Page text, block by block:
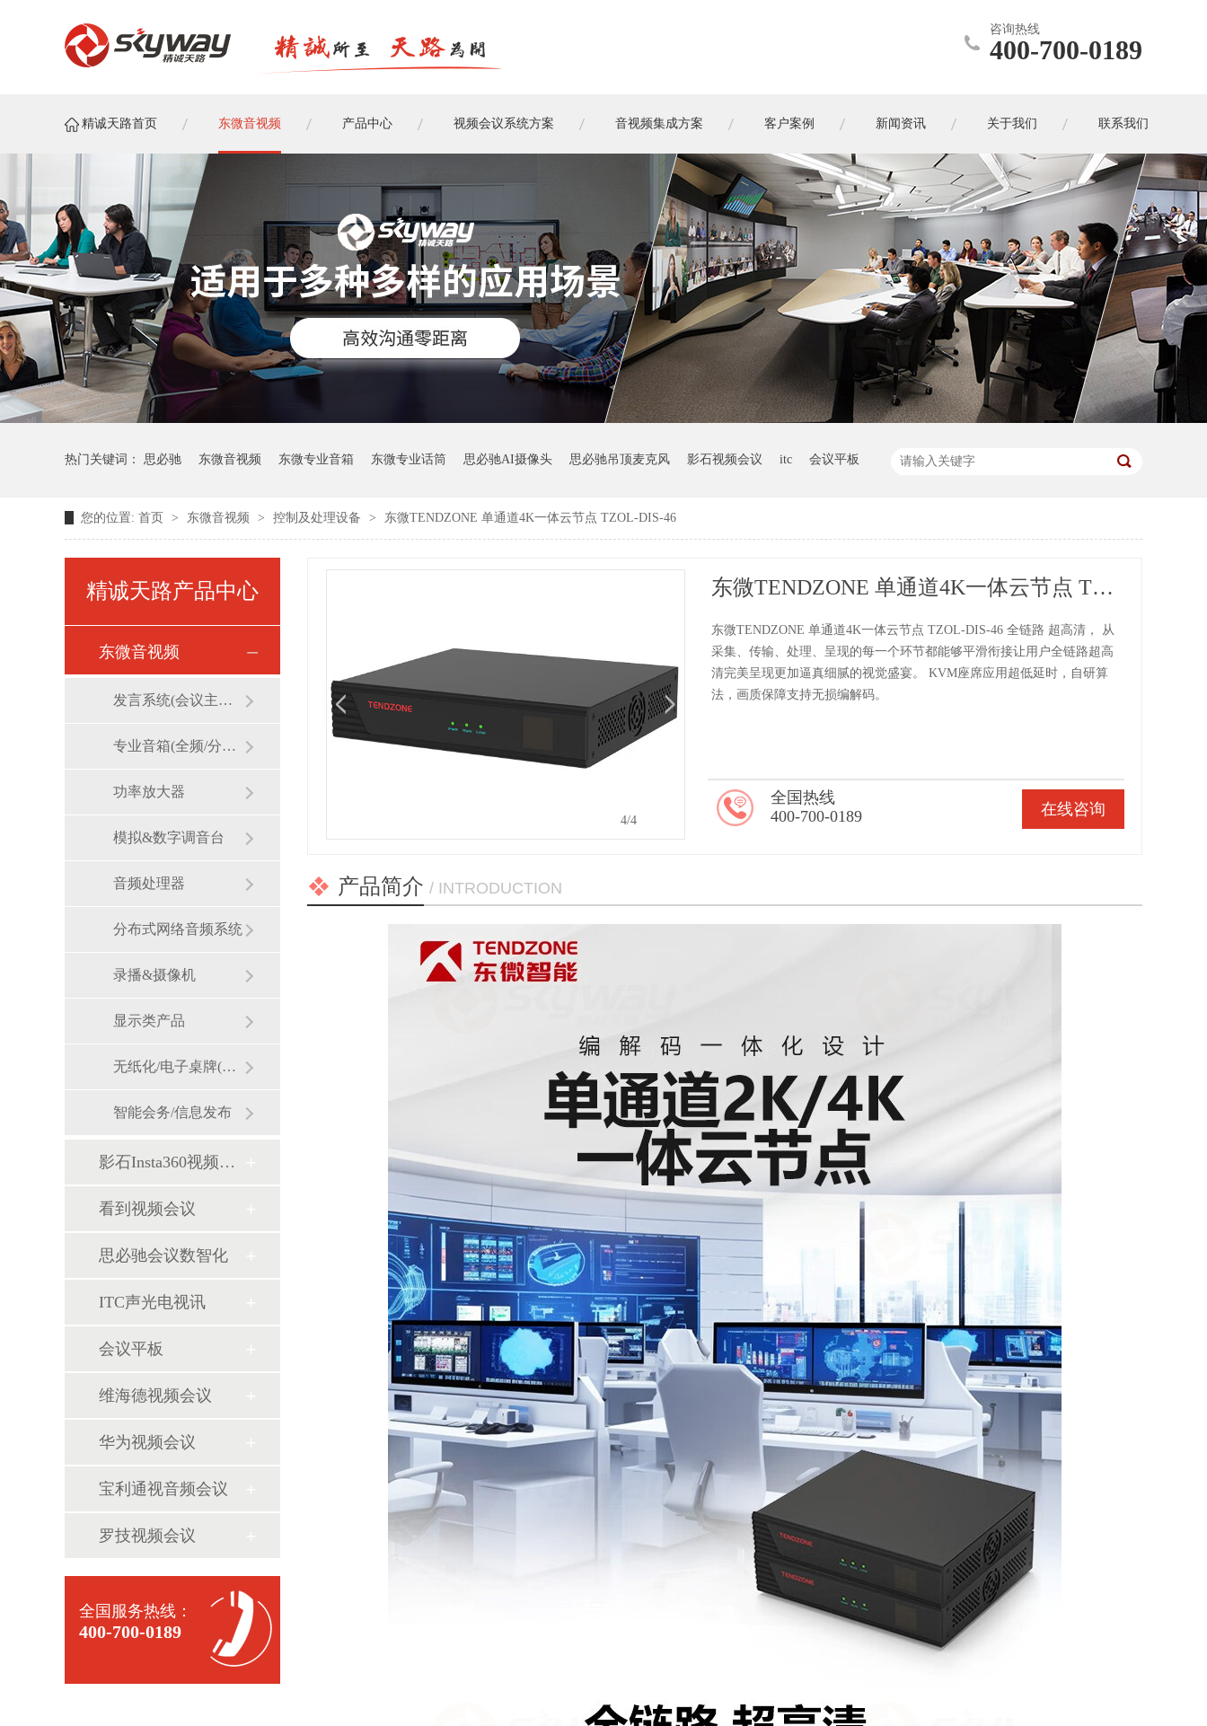
咨询热线
400-700-0189
精诚天路首页 东微音视频 产品中心 视频会议系统方案 音视频集成方案 客户案例 新闻资讯 关于我们 联系我们
热门关键词： 思必驰 东微音视频 东微专业音箱 东微专业话筒 思必驰AI摄像头 思必驰吊顶麦克风 影石视频会议 itc 会议平板
您的位置: 首页 > 东微音视频 > 控制及处理设备 > 东微TENDZONE 单通道4K一体云节点 TZOL-DIS-46
精诚天路产品中心
东微音视频
发言系统(会议主机/话筒/麦克风)
专业音箱(全频/分频/线阵)
功率放大器
模拟&数字调音台
音频处理器
分布式网络音频系统
录播&摄像机
显示类产品
无纸化/电子桌牌(墨水屏)
智能会务/信息发布
影石Insta360视频会议
看到视频会议
思必驰会议数智化
ITC声光电视讯
会议平板
维海德视频会议
华为视频会议
宝利通视音频会议
罗技视频会议
全国服务热线：
400-700-0189
4/4
东微TENDZONE 单通道4K一体云节点 TZOL-DIS-46
东微TENDZONE 单通道4K一体云节点 TZOL-DIS-46 全链路 超高清， 从
采集、传输、处理、呈现的每一个环节都能够平滑衔接让用户全链路超高
清完美呈现更加逼真细腻的视觉盛宴。 KVM座席应用超低延时，自研算
法，画质保障支持无损编解码。
在线咨询
全国热线
400-700-0189
产品简介 / INTRODUCTION